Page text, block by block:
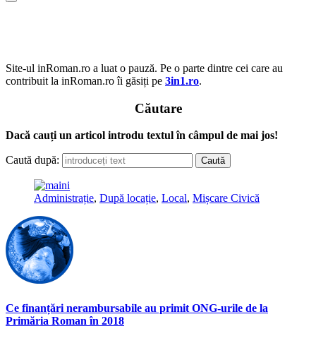
Site-ul inRoman.ro a luat o pauză. Pe o parte dintre cei care au
contribuit la inRoman.ro îi găsiți pe 3in1.ro.
Căutare
Dacă cauți un articol introdu textul în câmpul de mai jos!
Caută după:
Administrație, După locație, Local, Mișcare Civică
Ce finanțări nerambursabile au primit ONG-urile de la
Primăria Roman în 2018